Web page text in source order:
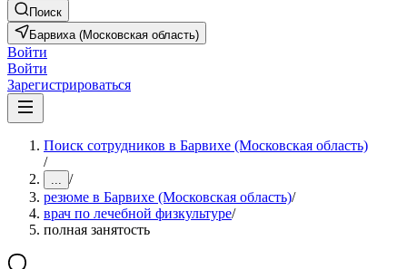
Поиск
Барвиха (Московская область)
Войти
Войти
Зарегистрироваться
Поиск сотрудников в Барвихе (Московская область)
/
... /
резюме в Барвихе (Московская область)/
врач по лечебной физкультуре/
полная занятость